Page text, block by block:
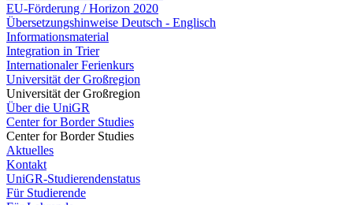
EU-Förderung / Horizon 2020
Übersetzungshinweise Deutsch - Englisch
Informationsmaterial
Integration in Trier
Internationaler Ferienkurs
Universität der Großregion
Universität der Großregion
Über die UniGR
Center for Border Studies
Center for Border Studies
Aktuelles
Kontakt
UniGR-Studierendenstatus
Für Studierende